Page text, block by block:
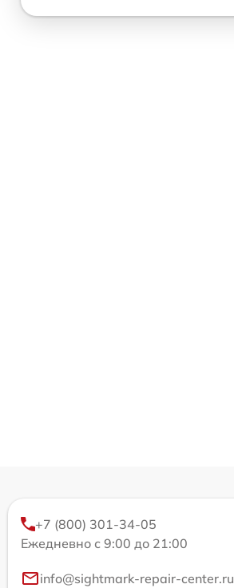
+7 (800) 301-34-05
Ежедневно с 9:00 до 21:00
info@sightmark-repair-center.ru